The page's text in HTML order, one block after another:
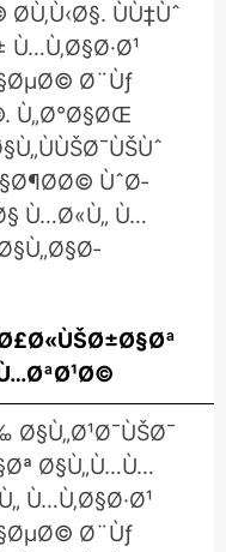
ÙÙ‡Ùˆ
Ø¨Ùƒ
Ù„Ø°Ø§ØŒ
ÙˆØ­
Ù…Ø«Ù„ Ù…
Ø§Ù„Ø§Ø­
Ø§Ù„Ø¹Ø¯ÙŠØ¯
Ø§Ù„Ù…Ù…
Ù…Ù‚Ø§Ø·Ø¹
Ø¨Ùƒ